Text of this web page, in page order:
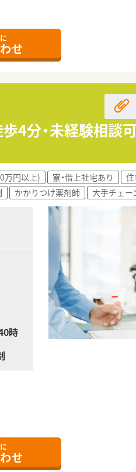
に軽減できる便利な調剤薬局で
域医療に深く貢献しています
働くことが可能な環境です。
信頼を得て安定した経営を
の絆を大切にしながら働ける
療サービスの提供に日々努め
ライフスタイルに合わせた通
心して業務に集中できる職場
ぐに相談できる温かい雰囲気
えているベテラン薬剤師が活
ョン能力の高いスタッフが多
の専門性を磨き続けている
せ
4分・未経験相談
万円以上) 寮・借上社宅あり
かかりつけ薬剤師 大手チェー
時
せ